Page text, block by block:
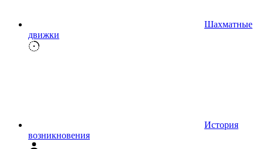
Шахматные
движки
История
возникновения